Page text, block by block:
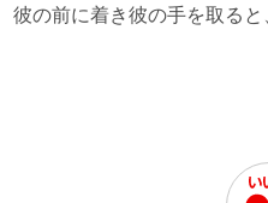
彼の前に着き彼の手を取ると